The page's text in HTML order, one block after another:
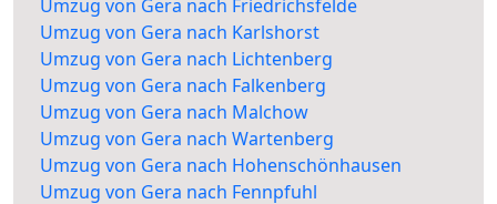
Umzug von Gera nach Friedrichsfelde
Umzug von Gera nach Karlshorst
Umzug von Gera nach Lichtenberg
Umzug von Gera nach Falkenberg
Umzug von Gera nach Malchow
Umzug von Gera nach Wartenberg
Umzug von Gera nach Hohenschönhausen
Umzug von Gera nach Fennpfuhl